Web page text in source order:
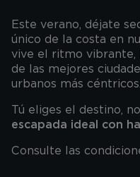
Este verano, déjate
único de la costa en
vive el ritmo vibrante,
de las mejores
urbanos más céntricos.
Tú eliges el destino,
escapada ideal con
Consulte las